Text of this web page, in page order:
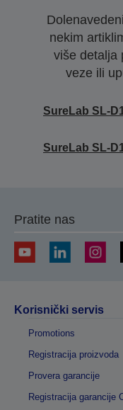
nekim
više detalja
veze ili
SureLab SL-
SureLab SL-
Pratite nas
Korisnički servis
Promotions
Registracija proizvoda
Provera garancije
Registracija garancije